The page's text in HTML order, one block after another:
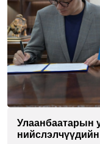
Улаанбаатарын